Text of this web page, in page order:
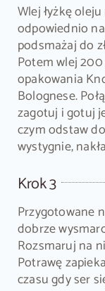
Wlej łyżkę
odpowiednio
podsmażaj do
Potem wlej
opakowania
Bolognese.
zagotuj i gotuj
czym odstaw
wystygnie,
Krok 3
Przygotowane
dobrze
Rozsmaruj na
Potrawę
czasu gdy ser